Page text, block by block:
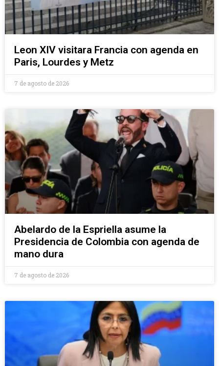
Leon XIV visitara Francia con agenda en
Paris, Lourdes y Metz
7 de agosto de 2026
Abelardo de la Espriella asume la
Presidencia de Colombia con agenda de
mano dura
7 de agosto de 2026